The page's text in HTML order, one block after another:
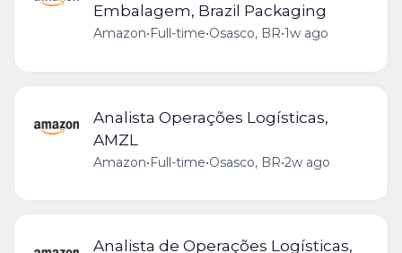
Embalagem, Brazil Packaging
Amazon• Full-time•Osasco, BR•1w ago
Analista Operações Logísticas,
AMZL
Amazon•Full-time•Osasco, BR•2w ago
Analista de Operações Logísticas,